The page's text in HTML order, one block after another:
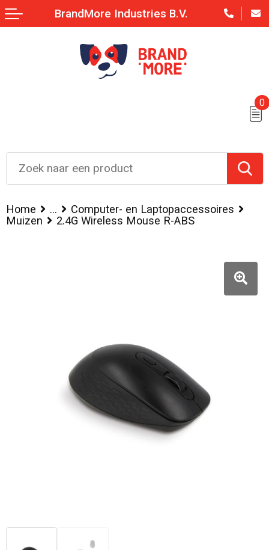
0
BrandMore Industries B.V.
Home ...
Computer- en Laptopaccessoires
Muizen
2.4G Wireless Mouse R-ABS